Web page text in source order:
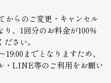
からのご変更・キャンセル
、1回分のお料金が100％
さい。
までとなりますため、
・LINE等のご利用をお願い